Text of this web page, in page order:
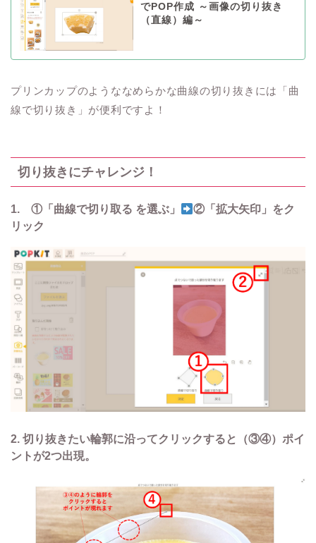
でPOP作成 ～画像の切り抜き
（直線）編～
プリンカップのようななめらかな曲線の切り抜きには「曲
線で切り抜き」が便利ですよ！
切り抜きにチャレンジ！
1. ①「曲線で切り取る を選ぶ」
②「拡大矢印」をク
リック
2. 切り抜きたい輪郭に沿ってクリックすると（③④）ポイ
ントが2つ出現。